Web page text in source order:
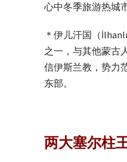
心中冬季旅游热城
＊伊儿汗国（
之一，与其他蒙古
信伊斯兰教，势力
东部。
两大塞尔柱